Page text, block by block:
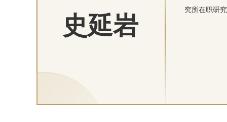
史延岩
究所在职研